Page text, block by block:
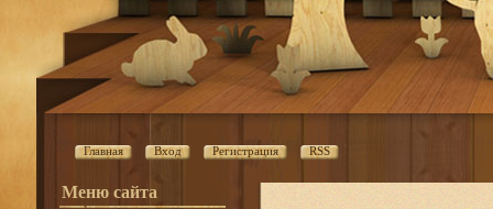
Главная Вход Регистрация RSS
Меню сайта